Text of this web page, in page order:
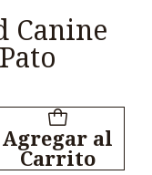
Canine
Agregar al
Carrito